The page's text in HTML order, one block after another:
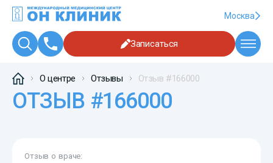
Москва
Записаться
О центре Отзывы Отзыв #166000
ОТЗЫВ #166000
Отзыв о враче: